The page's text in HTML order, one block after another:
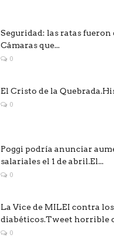
Seguridad: las ratas fueron
Cámaras que...
0
El Cristo de la
0
Poggi podría anunciar
salariales el 1 de abril.El...
0
La Vice de MILEI contra los
diabéticos.Tweet horrible
0